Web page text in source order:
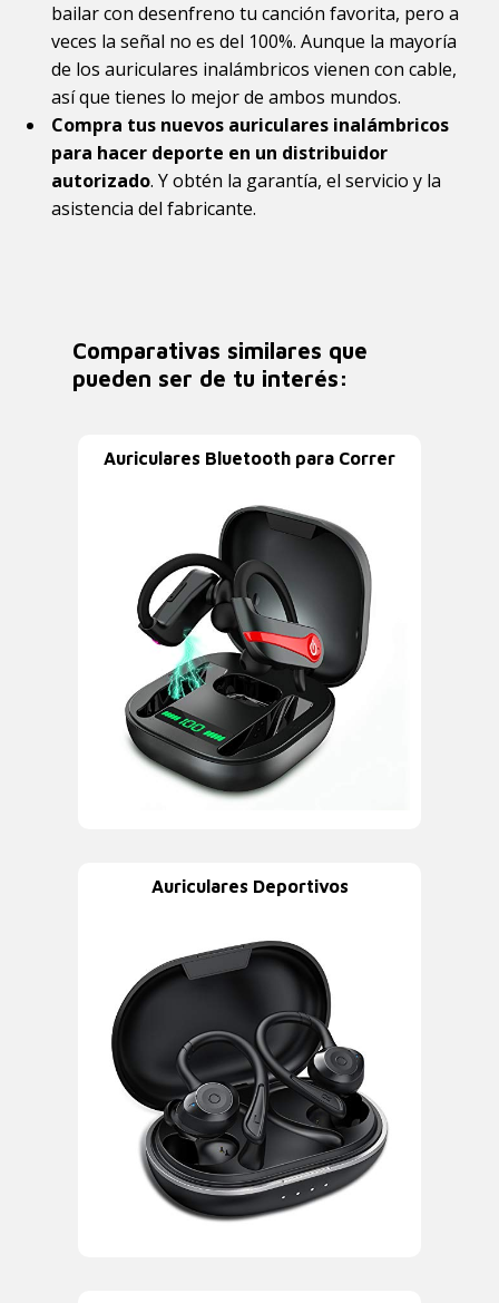
bailar con desenfreno tu canción favorita, pero a
veces la señal no es del 100%. Aunque la mayoría
de los auriculares inalámbricos vienen con cable,
así que tienes lo mejor de ambos mundos.
Compra tus nuevos auriculares inalámbricos
para hacer deporte en un distribuidor
autorizado. Y obtén la garantía, el servicio y la
asistencia del fabricante.
Comparativas similares que
pueden ser de tu interés:
Auriculares Bluetooth para Correr
Auriculares Deportivos